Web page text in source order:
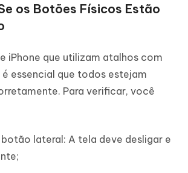
os Botões Físicos Estão
iPhone que utilizam atalhos com
essencial que todos estejam
Para verificar, você
lateral: A tela deve desligar e